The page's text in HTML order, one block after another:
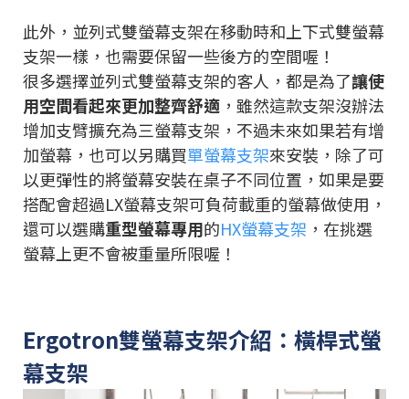
此外，並列式雙螢幕支架在移動時和上下式雙螢幕
支架一樣，也需要保留一些後方的空間喔！
很多選擇並列式雙螢幕支架的客人，都是為了讓使
用空間看起來更加整齊舒適 ，雖然這款支架沒辦法
增加支臂擴充為三螢幕支架，不過未來如果若有增
加螢幕，也可以另購買單螢幕支架來安裝，除了可
以更彈性的將螢幕安裝在桌子不同位置，如果是要
搭配會超過LX螢幕支架可負荷載重的螢幕做使用，
還可以選購重型螢幕專用的HX螢幕支架 ，在挑選
螢幕上更不會被重量所限喔！
Ergotron雙螢幕支架介紹：橫桿式螢
幕支架